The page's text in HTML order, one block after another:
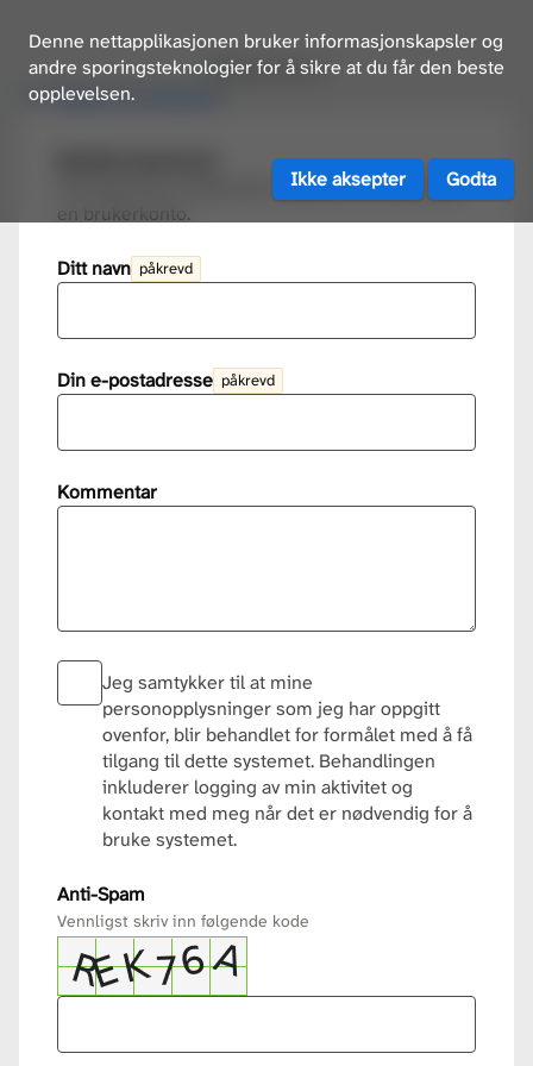
Denne nettapplikasjonen bruker informasjonskapsler og
andre sporingsteknologier for å sikre at du får den beste
opplevelsen.
Tilbake til innlogging
Vennligst fyll ut skjemaet nedenfor for å bestille
en brukerkonto.
Ditt navn påkrevd
Din e-postadresse påkrevd
Kommentar
Jeg samtykker til at mine
personopplysninger som jeg har oppgitt
ovenfor, blir behandlet for formålet med å få
tilgang til dette systemet. Behandlingen
inkluderer logging av min aktivitet og
kontakt med meg når det er nødvendig for å
bruke systemet.
Anti-Spam
Vennligst skriv inn følgende kode